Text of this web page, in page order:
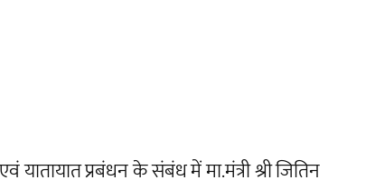
प्रबंधन के संबंध में मा.मंत्री श्री जितिन